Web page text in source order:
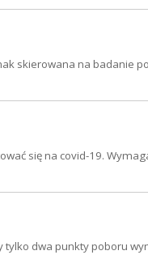
skierowana na badanie
się na covid-19.
tylko dwa punkty poboru